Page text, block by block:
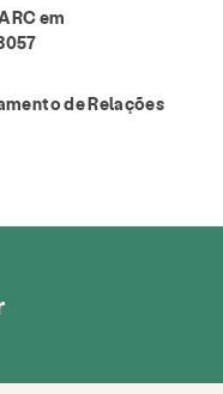
em
de Relações